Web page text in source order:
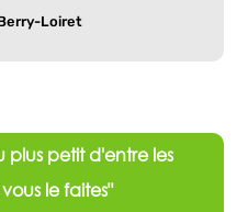
Loiret
plus petit d'entre les
le faites"